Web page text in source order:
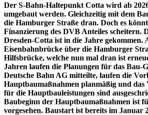
Der S-Bahn-Haltepunkt Cotta wird ab
umgebaut werden. Gleichzeitig mit dem
die Hamburger Straße dran. Doch es
Finanzierung des DVB Anteiles scheitern.
Dresden-Cotta ist in die Jahre gekommen.
Eisenbahnbrücke über die Hamburger
Hilfsbrücke, welche nun mal dran ist
Jahren laufen die Planungen für das Bau-
Deutsche Bahn AG mitteilte, laufen die
Hauptbaumaßnahmen planmäßig und das
für die Hauptbauleistungen sind
Baubeginn der Hauptbaumaßnahmen ist
vorgesehen. Baustart ist bereits im Januar